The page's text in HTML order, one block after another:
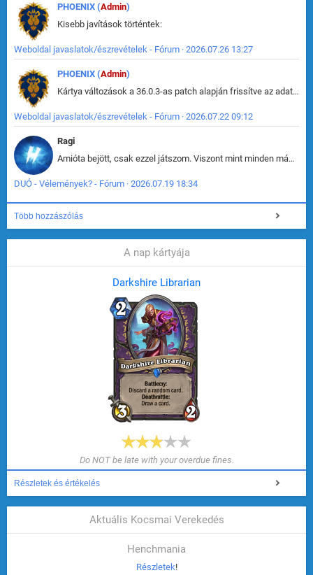
PHOENIX (Admin)
Kisebb javítások történtek:
Weboldal javaslatok/észrevételek - Fórum · 2026.07.26 13:27
PHOENIX (Admin)
Kártya változások a 36.0.3-as patch alapján frissítve az adatbázisban (képek is cserélve).
Weboldal javaslatok/észrevételek - Fórum · 2026.07.22 09:12
Ragi
Amióta bejött, csak ezzel játszom. Viszont mint minden más - akár az alapjáték is, ez is baromira összetett lett. Néha már pár kör után is esélytelen az egész. Vagy irreállisan túltápol valaki, vagy lelép a partner, vagy csak hülye mint a segg. És amikor eljönne az én időm, na akkor jön el mindenki másé is. Engem jobban érdekelne, hogy ki milyen ratingen szokott játszani. Na ez lenne egy érdekes adat.
DUÓ - Vélemények? - Fórum · 2026.07.19 18:34
Több hozzászólás
A nap kártyája
Darkshire Librarian
Do NOT be late with your overdue fines.
Részletek és értékelés
Aktuális Kocsmai Verekedés
Henchmania
Részletek!